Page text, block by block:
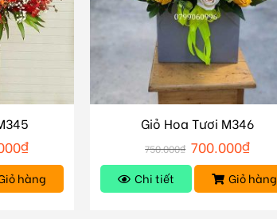
₫
hàng
Giỏ Hoa Tươi M346
750.000₫ 700.000₫
Chi tiết Giỏ hàng